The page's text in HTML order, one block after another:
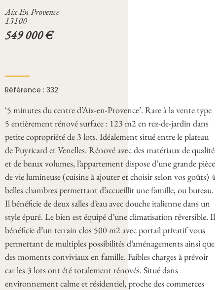
Aix En Provence
13100
549 000 €
Référence : 332
‘5 minutes du centre d’Aix-en-Provence’. Rare à la vente type
5 entièrement rénové surface : 123 m2 en rez-de-jardin dans
petite copropriété de 3 lots. Idéalement situé entre le plateau
de Puyricard et Venelles. Rénové avec des matériaux de qualité
et de beaux volumes, l’appartement dispose d’une grande pièce
de vie lumineuse (cuisine à ajouter et choisir selon vos goûts) 4
belles chambres permettant d’accueillir une famille, ou bureau.
Il bénéficie de deux salles d’eau avec douche italienne dans un
style épuré. Le bien est équipé d’une climatisation réversible. Il
bénéficie d’un terrain clos 500 m2 avec portail privatif vous
permettant de multiples possibilités d’aménagements ainsi que
des moments conviviaux en famille. Faibles charges à prévoir
car les 3 lots ont été totalement rénovés. Situé dans
environnement calme et résidentiel, proche des commerces